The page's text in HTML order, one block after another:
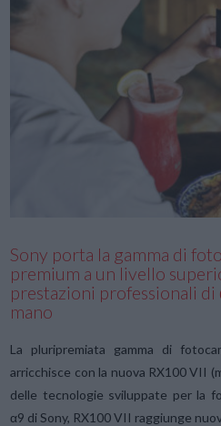
VIEW
Sony porta la gamma di
premium a un livello
prestazioni professionali
mano
La pluripremiata gamma di
arricchisce con la nuova RX100 VII
delle tecnologie sviluppate per la
α9 di Sony, RX100 VII raggiunge